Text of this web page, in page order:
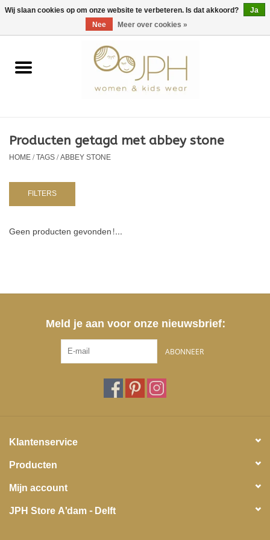
EUR/GBP/USD 0 Artikelen - €0,00
Home
Kids
NURSERY / TABLEWARE
Producten getagd met abbey stone
HOME/TAGS/ABBEY STONE
FILTERS
Geen producten gevonden!...
Meld je aan voor onze nieuwsbrief:
ABONNEER
Klantenservice
Producten
Mijn account
JPH Store A'dam - Delft
Wij slaan cookies op om onze website te verbeteren. Is dat akkoord?
Ja
Nee
Meer over cookies »